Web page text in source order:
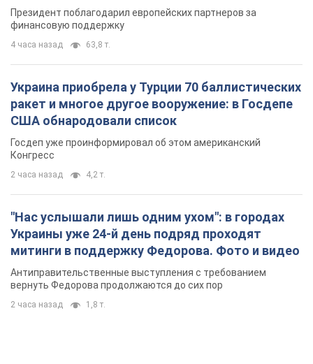
Президент поблагодарил европейских партнеров за
финансовую поддержку
4 часа назад 63,8 т.
Украина приобрела у Турции 70 баллистических
ракет и многое другое вооружение: в Госдепе
США обнародовали список
Госдеп уже проинформировал об этом американский
Конгресс
2 часа назад 4,2 т.
"Нас услышали лишь одним ухом": в городах
Украины уже 24-й день подряд проходят
митинги в поддержку Федорова. Фото и видео
Антиправительственные выступления с требованием
вернуть Федорова продолжаются до сих пор
2 часа назад 1,8 т.